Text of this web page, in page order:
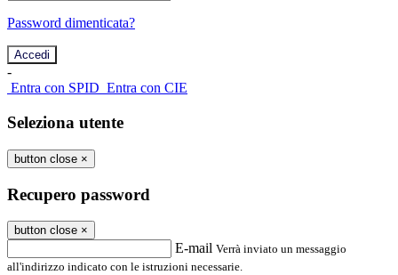
Password dimenticata?
-
Entra con SPID Entra con CIE
Seleziona utente
button close ×
Recupero password
button close ×
E-mail Verrà inviato un messaggio
all'indirizzo indicato con le istruzioni necessarie.